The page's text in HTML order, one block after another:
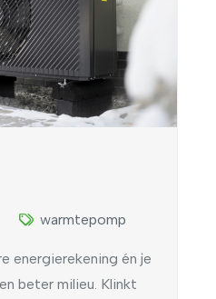
warmtepomp
energierekening én je
beter milieu. Klinkt